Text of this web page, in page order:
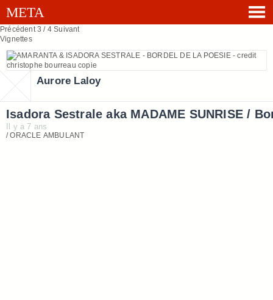
Précédent 3 / 4 Suivant
Vignettes
Aurore Laloy
Isadora Sestrale aka MADAME SUNRISE /
Il y a 7 ans
/ ORACLE AMBULANT